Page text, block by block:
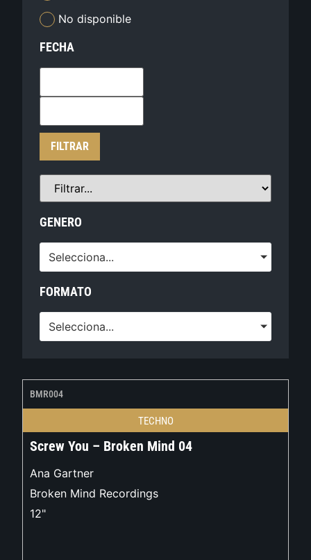
No disponible
FECHA
FILTRAR
GENERO
Selecciona...
FORMATO
Selecciona...
BMR004
TECHNO
Screw You – Broken Mind 04
Ana Gartner
Broken Mind Recordings
12"